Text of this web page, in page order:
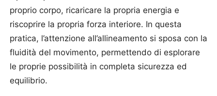
proprio corpo, ricaricare la propria energia e
riscoprire la propria forza interiore. In questa
pratica, l’attenzione all’allineamento si sposa con la
fluidità del movimento, permettendo di esplorare
le proprie possibilità in completa sicurezza ed
equilibrio.